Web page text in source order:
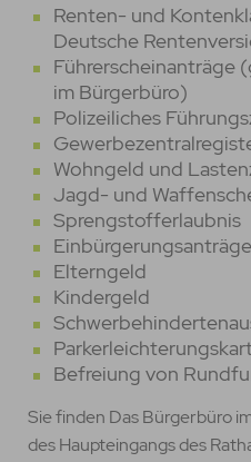
Renten- und
Deutsche
Führerscheinanträge
im Bürgerbüro)
Polizeiliches
Wohngeld und
Jagd- und
Sprengstofferlaubnis
Einbürgerungsanträge
Elterngeld
Kindergeld
Befreiung von
Sie finden Das Bürgerbüro
des Haupteingangs des